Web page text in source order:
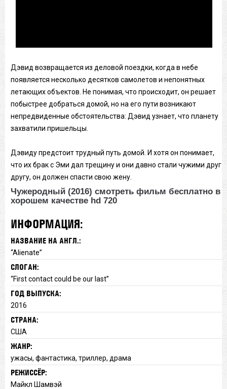
Дэвид возвращается из деловой поездки, когда в небе
появляется несколько десятков самолетов и непонятных
летающих объектов. Не понимая, что происходит, он решает
побыстрее добраться домой, но на его пути возникают
непредвиденные обстоятельства: Дэвид узнает, что планету
захватили пришельцы.
Дэвиду предстоит трудный путь домой. И хотя он понимает,
что их брак с Эми дал трещину и они давно стали чужими друг
другу, он должен спасти свою жену.
Чужеродный (2016) смотреть фильм бесплатно в
хорошем качестве hd 720
ИНФОРМАЦИЯ:
НАЗВАНИЕ НА АНГЛ.:
“Alienate”
СЛОГАН:
“First contact could be our last”
ГОД ВЫПУСКА:
2016
СТРАНА:
США
ЖАНР:
ужасы, фантастика, триллер, драма
РЕЖИССЁР:
Майкл Шамвэй